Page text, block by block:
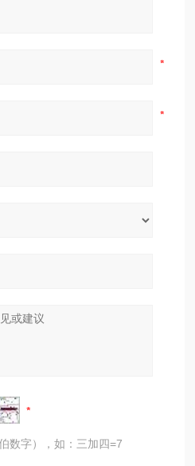
数字），如：三加四=7